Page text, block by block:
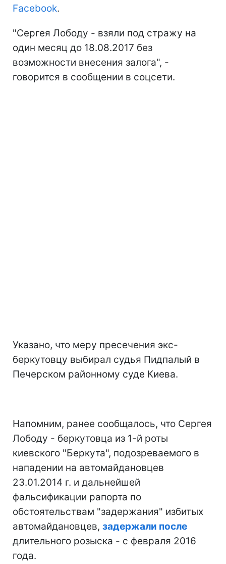
Facebook.
"Сергея Лободу - взяли под стражу на
один месяц до 18.08.2017 без
возможности внесения залога", -
говорится в сообщении в соцсети.
Указано, что меру пресечения экс-
беркутовцу выбирал судья Пидпалый в
Печерском районному суде Киева.
Напомним, ранее сообщалось, что Сергея
Лободу - беркутовца из 1-й роты
киевского "Беркута", подозреваемого в
нападении на автомайдановцев
23.01.2014 г. и дальнейшей
фальсификации рапорта по
обстоятельствам "задержания" избитых
автомайдановцев, задержали после
длительного розыска - с февраля 2016
года.